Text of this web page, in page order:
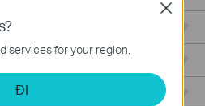
services for your region.
ĐI
Close